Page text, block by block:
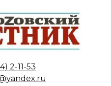
2-11-53